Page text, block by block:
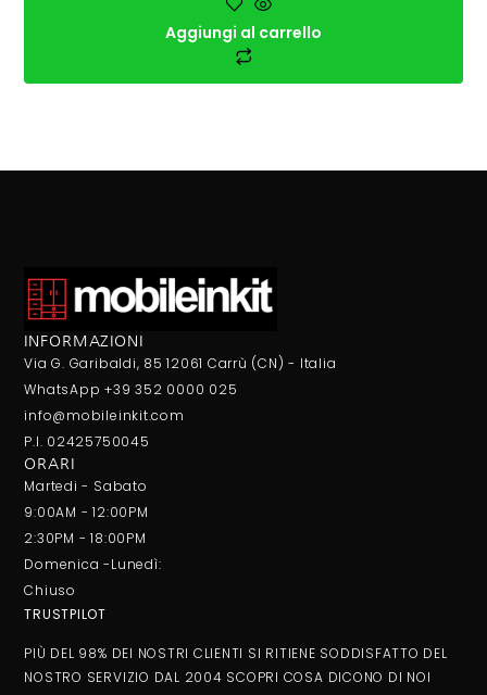
Aggiungi al carrello
INFORMAZIONI
Via G. Garibaldi, 85 12061 Carrù (CN) - Italia
WhatsApp +39 352 0000 025
info@mobileinkit.com
P.I. 02425750045
ORARI
Martedi - Sabato
9:00AM - 12:00PM
2:30PM - 18:00PM
Domenica -Lunedì:
Chiuso
TRUSTPILOT
PIÙ DEL 98% DEI NOSTRI CLIENTI SI RITIENE SODDISFATTO DEL
NOSTRO SERVIZIO DAL 2004 SCOPRI COSA DICONO DI NOI